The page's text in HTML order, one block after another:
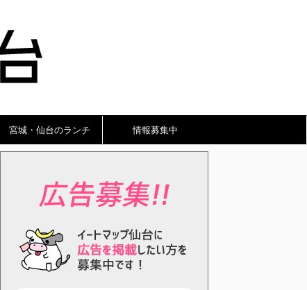
宮城・仙台のランチ 情報募集中